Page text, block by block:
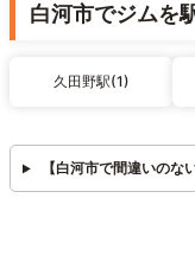
白河市でジムを
久田野駅(1)
【白河市で間違いのな